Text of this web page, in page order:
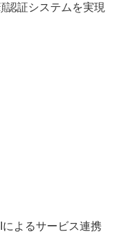
認証システムを実現
よるサービス連携